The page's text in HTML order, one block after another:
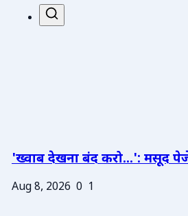
'ख्वाब देखना बंद करो...': मसूद
Aug 8, 2026 0 1